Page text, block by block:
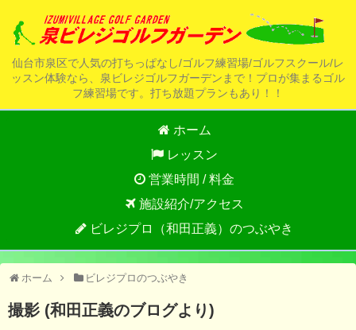
仙台市泉区で人気の打ちっぱなし/ゴルフ練習場/ゴルフスクール/レ
ッスン体験なら、泉ビレジゴルフガーデンまで！プロが集まるゴル
フ練習場です。打ち放題プランもあり！！
ホーム
レッスン
営業時間 / 料金
施設紹介/アクセス
ビレジプロ（和田正義）のつぶやき
ホーム ビレジプロのつぶやき
撮影 (和田正義のブログより)